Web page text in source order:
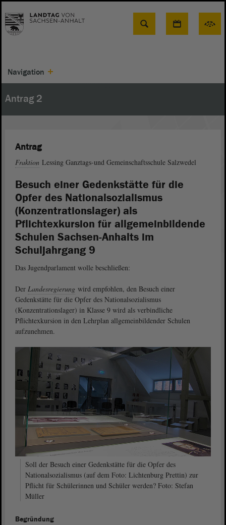
Suche
Navigation
Antrag 2
Antrag
Fraktion Lessing Ganztags-und Gemeinschaftsschule Salzwedel
Besuch einer Gedenkstätte für die
Opfer des Nationalsozialismus
(Konzentrationslager) als
Pflichtexkursion für allgemeinbildende
Schulen Sachsen-Anhalts im
Schuljahrgang 9
Das Jugendparlament wolle beschließen:
Der Landesregierung wird empfohlen, den Besuch einer
Gedenkstätte für die Opfer des Nationalsozialismus
(Konzentrationslager) in Klasse 9 wird als verbindliche
Pflichtexkursion in den Lehrplan allgemeinbildender Schulen
aufzunehmen.
Soll der Besuch einer Gedenkstätte für die Opfer des
Nationalsozialismus (auf dem Foto: Lichtenburg Prettin) zur
Pflicht für Schülerinnen und Schüler werden? Foto: Stefan
Müller
Begründung